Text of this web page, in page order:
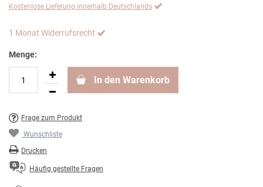
Kostenlose Lieferung innerhalb Deutschlands
1 Monat Widerrufsrecht
Menge:
In den Warenkorb
Frage zum Produkt
Wunschliste
Drucken
Häufig gestellte Fragen